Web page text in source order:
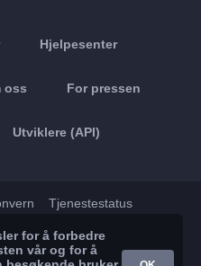
Hjelpesenter
oss For pressen
Utviklere (API)
Tjenestestatus
Google Play
for å forbedre
vår og for å